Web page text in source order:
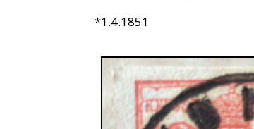
*1.4.1851